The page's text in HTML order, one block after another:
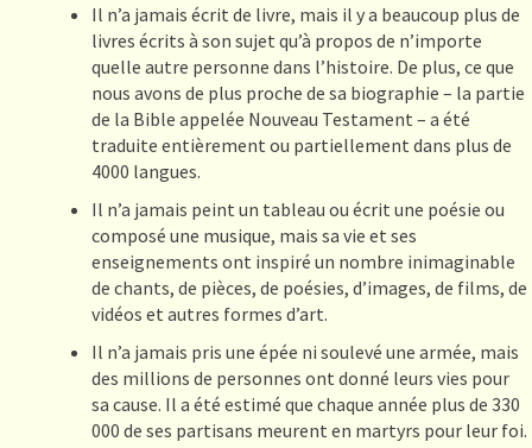
Il n’a jamais écrit de livre, mais il y a beaucoup plus de
livres écrits à son sujet qu’à propos de n’importe
quelle autre personne dans l’histoire. De plus, ce que
nous avons de plus proche de sa biographie – la partie
de la Bible appelée Nouveau Testament – a été
traduite entièrement ou partiellement dans plus de
4000 langues.
Il n’a jamais peint un tableau ou écrit une poésie ou
composé une musique, mais sa vie et ses
enseignements ont inspiré un nombre inimaginable
de chants, de pièces, de poésies, d’images, de films, de
vidéos et autres formes d’art.
Il n’a jamais pris une épée ni soulevé une armée, mais
des millions de personnes ont donné leurs vies pour
sa cause. Il a été estimé que chaque année plus de 330
000 de ses partisans meurent en martyrs pour leur foi.